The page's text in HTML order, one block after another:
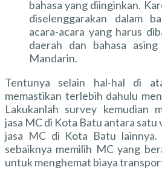
bahasa yang diinginkan.
diselenggarakan dalam
acara-acara yang harus
daerah dan bahasa
Mandarin.
Tentunya selain hal-hal di
memastikan terlebih dahulu
Lakukanlah survey kemudian
jasa MC di Kota Batu antara
jasa MC di Kota Batu lainnya.
sebaiknya memilih MC yang
untuk menghemat biaya